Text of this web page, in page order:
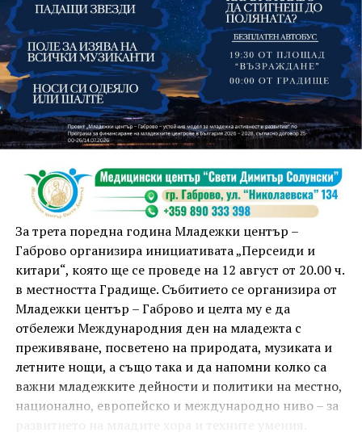
На 13 август организаторите са предвидили
занимания и за здрав дух, и за здраво тяло.
Инструкторката по пилатес и йога Йоанна Петрова
от FitLab ще се погрижи за добрия тонус с групова
тренировка от 19.00 ч., а след това ще има мозъчна
атака с куиз вечер за обща култура. Вечерта ще
приключи с прожекция на новия български
комедиен филм „Брънч за начинаещи“ – в парка,
под звездното дряновско небе.
За трета поредна година Младежки център –
Габрово организира инициативата „Персеиди и
китари“, която ще се проведе на 12 август от 20.00 ч.
в местността Градище. Събитието се организира от
Младежки център – Габрово и целта му е да
отбележи Международния ден на младежта с
преживяване, посветено на природата, музиката и
летните нощи, а също така и да напомни колко са
важни младежките дейности и политики на местно,
национално, европейско и международно ниво – за